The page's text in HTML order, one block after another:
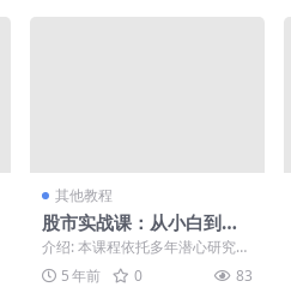
其他教程
股市实战课：从小白到职
业操盘手
介绍: 本课程依托多年潜心研究的
理论，通过丰富的案例，向你展
示一个个箱体背后的深...
5 年前 0 83